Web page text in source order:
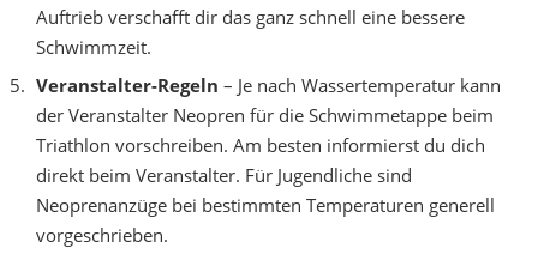
Auftrieb verschafft dir das ganz schnell eine bessere
Schwimmzeit.
Veranstalter-Regeln – Je nach Wassertemperatur kann
der Veranstalter Neopren für die Schwimmetappe beim
Triathlon vorschreiben. Am besten informierst du dich
direkt beim Veranstalter. Für Jugendliche sind
Neoprenanzüge bei bestimmten Temperaturen generell
vorgeschrieben.